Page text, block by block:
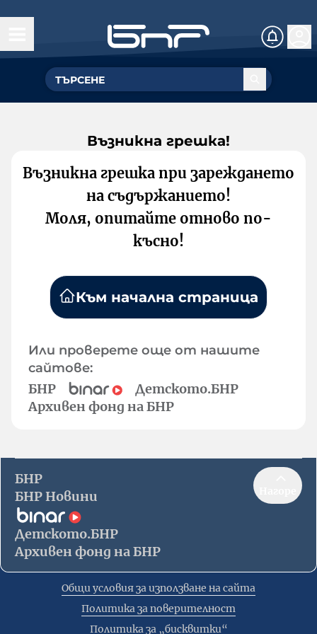
Възникна грешка!
Възникна грешка при зареждането
на съдържанието!
Моля, опитайте отново по-
късно!
Към начална страница
Или проверете още от нашите
сайтове:
БНР
Детското.БНР
Архивен фонд на БНР
БНР
БНР Новини
Детското.БНР
Архивен фонд на БНР
Общи условия за използване на сайта
Политика за поверителност
Политика за „бисквитки“